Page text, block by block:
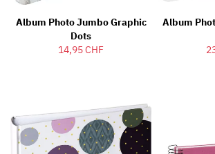
Album Photo Jumbo Graphic
Dots
14,95 CHF
Album